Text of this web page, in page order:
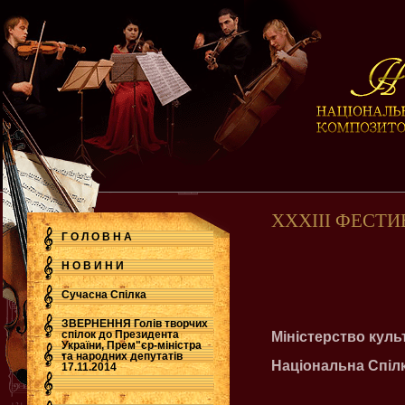
Г О Л О В Н А
Н О В И Н И
Сучасна Cпілка
ЗВЕРНЕННЯ Голів творчих
спілок до Президента
України, Прем"єр-міністра
та народних депутатів
17.11.2014
.
ХХХІІІ
Міністерство
Національна